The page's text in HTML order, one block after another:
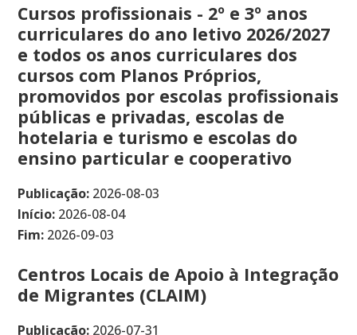
Cursos profissionais - 2º e 3º anos
curriculares do ano letivo 2026/2027
e todos os anos curriculares dos
cursos com Planos Próprios,
promovidos por escolas profissionais
públicas e privadas, escolas de
hotelaria e turismo e escolas do
ensino particular e cooperativo
Publicação: 2026-08-03
Início: 2026-08-04
Fim: 2026-09-03
Centros Locais de Apoio à Integração
de Migrantes (CLAIM)
Publicação: 2026-07-31